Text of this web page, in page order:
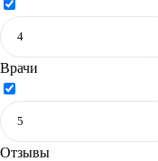
Врачи
Отзывы